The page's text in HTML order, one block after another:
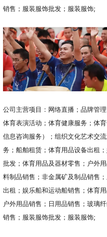
销售；服装服饰批发；服装服饰;
公司主营项目：网络直播；品牌管
体育表演活动；体育健康服务；体
信息咨询服务）；组织文化艺术交
务；船舶租赁；体育用品设备出租
批发；体育用品及器材零售；户外
料制品销售；非金属矿及制品销售
出租；娱乐船和运动船销售；体育
户外用品销售；日用品销售；玻璃
销售；服装服饰批发；服装服饰;